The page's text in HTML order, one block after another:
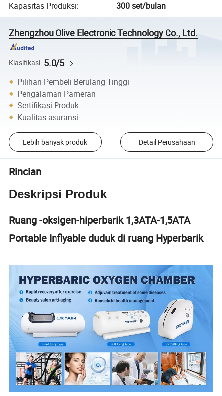
Kapasitas Produksi: 300 set/bulan
Zhengzhou Olive Electronic Technology Co., Ltd.
Klasifikasi 5.0/5
Pilihan Pembeli Berulang Tinggi
Pengalaman Pameran
Sertifikasi Produk
Kualitas asuransi
Lebih banyak produk Detail Perusahaan
Rincian
Deskripsi Produk
Ruang -oksigen-hiperbarik 1,3ATA-1,5ATA
Portable Inflyable duduk di ruang Hyperbarik